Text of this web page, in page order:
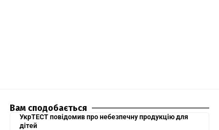
Вам сподобається
УкрТЕСТ повідомив про небезпечну продукцію для
дітей